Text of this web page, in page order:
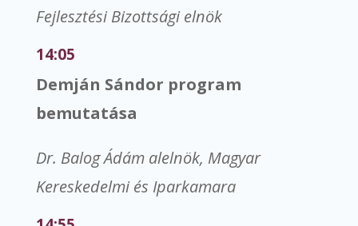
Fejlesztési Bizottsági elnök
14:05
Demján Sándor program
bemutatása
Dr. Balog Ádám alelnök, Magyar
Kereskedelmi és Iparkamara